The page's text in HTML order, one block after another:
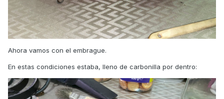
Ahora vamos con el embrague.
En estas condiciones estaba, lleno de carbonilla por dentro: